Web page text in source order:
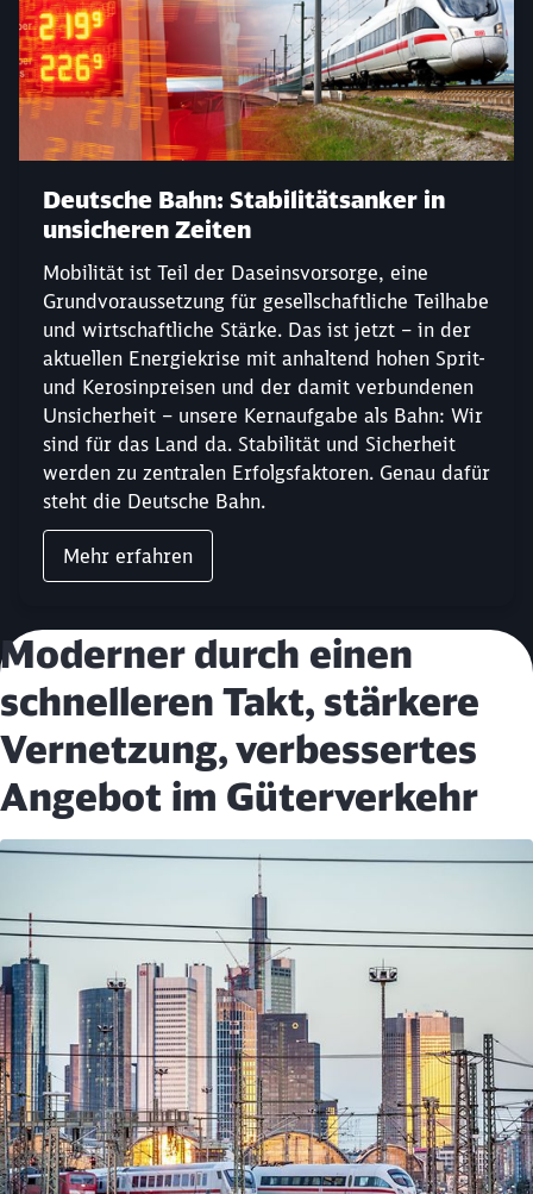
Deutsche Bahn: Stabilitätsanker in
unsicheren Zeiten
Mobilität ist Teil der Daseinsvorsorge, eine
Grundvoraussetzung für gesellschaftliche Teilhabe
und wirtschaftliche Stärke. Das ist jetzt – in der
aktuellen Energiekrise mit anhaltend hohen Sprit-
und Kerosinpreisen und der damit verbundenen
Unsicherheit – unsere Kernaufgabe als Bahn: Wir
sind für das Land da. Stabilität und Sicherheit
werden zu zentralen Erfolgsfaktoren. Genau dafür
steht die Deutsche Bahn.
Mehr erfahren
Moderner durch einen
schnelleren Takt, stärkere
Vernetzung, verbessertes
Angebot im Güterverkehr
Schließen
Möchten Sie zuweitergeleitet
werden?
Abbrechen Weiter